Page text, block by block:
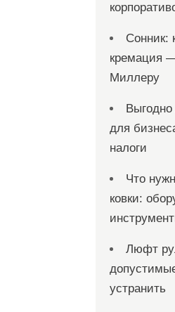
Сонник:
кремация
Миллеру
Выгодно
для
налоги
Что
ковки:
Люфт
устранить